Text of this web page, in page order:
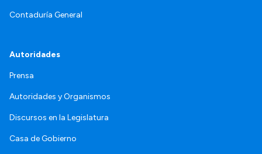
Contaduría General
Autoridades
Prensa
Autoridades y Organismos
Discursos en la Legislatura
Casa de Gobierno